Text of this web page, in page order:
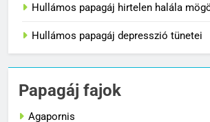
Hullámos papagáj hirtelen halála
Hullámos papagáj depresszió tünetei
Papagáj fajok
Agapornis